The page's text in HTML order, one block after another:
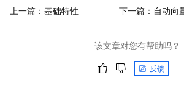
上一篇： 基础特性 下一篇： 自动向
该文章对您有帮助吗？
反馈